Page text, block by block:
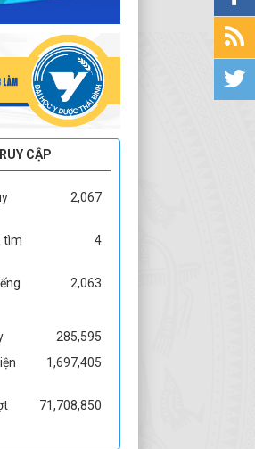
CẬP
2,067
tìm
4
2,063
285,595
1,697,405
71,708,850